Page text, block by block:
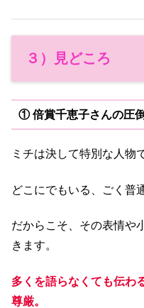
３）見どころ
① 倍賞千恵子さんの圧
ミチは決して特別な人物
どこにでもいる、ごく普
だからこそ、その表情や
きます。
多くを語らなくても伝わ
尊厳。